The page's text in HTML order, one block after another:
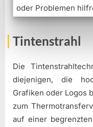
oder Problemen
Tintenstrahl
Die
diejenigen, die
Grafiken oder Logos
zum
auf einer